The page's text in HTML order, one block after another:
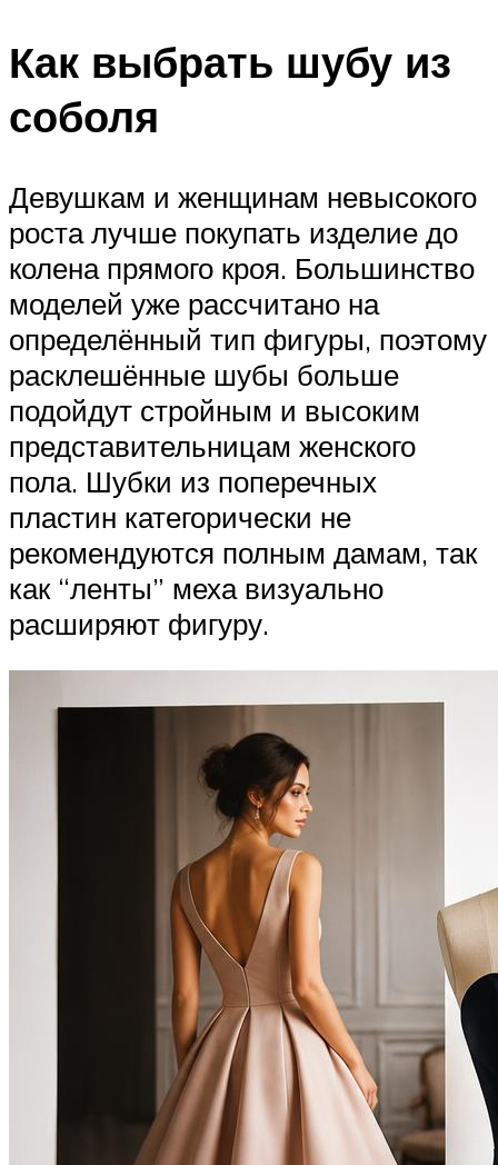
Как выбрать шубу из
соболя
Девушкам и женщинам невысокого
роста лучше покупать изделие до
колена прямого кроя. Большинство
моделей уже рассчитано на
определённый тип фигуры, поэтому
расклешённые шубы больше
подойдут стройным и высоким
представительницам женского
пола. Шубки из поперечных
пластин категорически не
рекомендуются полным дамам, так
как “ленты” меха визуально
расширяют фигуру.